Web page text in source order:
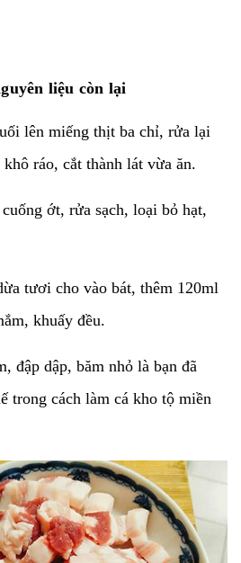
liệu còn lại
lên miếng thịt ba chỉ, rửa lại
ráo, cắt thành lát vừa ăn.
ớt, rửa sạch, loại bỏ hạt,
tươi cho vào bát, thêm 120ml
khuấy đều.
đập dập, băm nhỏ là bạn đã
trong cách làm cá kho tộ miền